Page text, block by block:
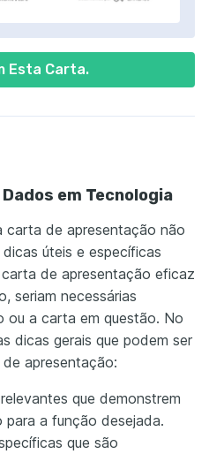
Esta Carta.
em Tecnologia
carta de apresentação não
úteis e específicas
de apresentação eficaz
seriam necessárias
ou a carta em questão. No
dicas gerais que podem ser
apresentação:
que demonstrem
a função desejada.
que são